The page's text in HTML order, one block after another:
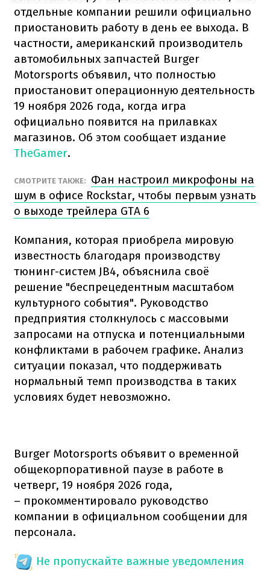
отдельные компании решили официально
приостановить работу в день ее выхода. В
частности, американский производитель
автомобильных запчастей Burger
Motorsports объявил, что полностью
приостановит операционную деятельность
19 ноября 2026 года, когда игра
официально появится на прилавках
магазинов. Об этом сообщает издание
TheGamer.
СМОТРИТЕ ТАКЖЕ:
Фан настроил микрофоны на
шум в офисе Rockstar, чтобы первым узнать
о выходе трейлера GTA 6
Компания, которая приобрела мировую
известность благодаря производству
тюнинг-систем JB4, объяснила своё
решение "беспрецедентным масштабом
культурного события". Руководство
предприятия столкнулось с массовыми
запросами на отпуска и потенциальными
конфликтами в рабочем графике. Анализ
ситуации показал, что поддерживать
нормальный темп производства в таких
условиях будет невозможно.
Burger Motorsports объявит о временной
общекорпоративной паузе в работе в
четверг, 19 ноября 2026 года,
– прокомментировало руководство
компании в официальном сообщении для
персонала.
Не пропускайте важные уведомления